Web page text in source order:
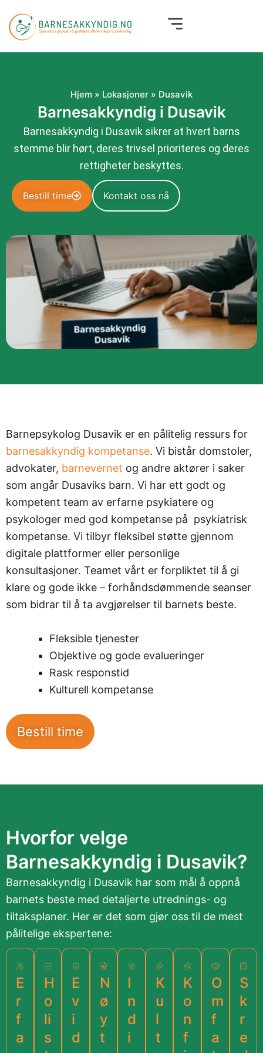
rett
innholdet
Hjem » Lokasjoner » Dusavik
Barnesakkyndig i Dusavik
Barnesakkyndig i Dusavik sikrer at hvert barns
stemme blir hørt, deres trivsel prioriteres og deres
rettigheter beskyttes.
Bestill time Kontakt oss nå
Barnepsykolog Dusavik er en pålitelig ressurs for
barnesakkyndig kompetanse. Vi bistår domstoler,
advokater, barnevernet og andre aktører i saker
som angår Dusaviks barn. Vi har ett godt og
kompetent team av erfarne psykiatere og
psykologer med god kompetanse på psykiatrisk
kompetanse. Vi tilbyr fleksibel støtte gjennom
digitale plattformer eller personlige
konsultasjoner. Teamet vårt er forpliktet til å gi
klare og gode ikke – forhåndsdømmende seanser
som bidrar til å ta avgjørelser til barnets beste.
Fleksible tjenester
Objektive og gode evalueringer
Rask responstid
Kulturell kompetanse
Bestill time
Hvorfor velge
Barnesakkyndig i Dusavik?
Barnesakkyndig i Dusavik har som mål å oppnå
barnets beste med detaljerte utrednings- og
tiltaksplaner. Her er det som gjør oss til de mest
pålitelige ekspertene:
E
r
f
a
H
o
li
s
E
v
i
d
N
ø
y
t
I
n
d
i
K
u
l
t
K
o
n
f
O
m
f
a
S
k
r
e